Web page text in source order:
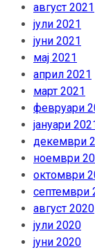
август 2021
јули 2021
јуни 2021
мај 2021
април 2021
март 2021
февруари
јануари
декември
ноември
октомври
септември
август 2020
јули 2020
јуни 2020